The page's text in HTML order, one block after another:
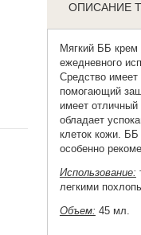
ОПИСАНИЕ
Мягкий ББ крем
ежедневного
Средство
помогающий
имеет
обладает
клеток кожи. ББ
особенно
Использование:
легкими
Объем: 45 мл.